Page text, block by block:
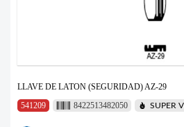
LLAVE DE LATON (SEGURIDAD) AZ-29
541209
8422513482050 SUPER